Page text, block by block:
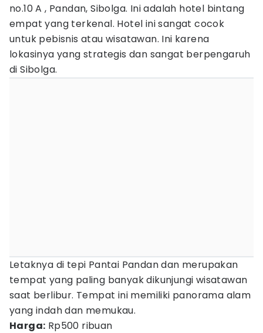
no.10 A , Pandan, Sibolga. Ini adalah hotel bintang
empat yang terkenal. Hotel ini sangat cocok
untuk pebisnis atau wisatawan. Ini karena
lokasinya yang strategis dan sangat berpengaruh
di Sibolga.
Letaknya di tepi Pantai Pandan dan merupakan
tempat yang paling banyak dikunjungi wisatawan
saat berlibur. Tempat ini memiliki panorama alam
yang indah dan memukau.
Harga: Rp500 ribuan